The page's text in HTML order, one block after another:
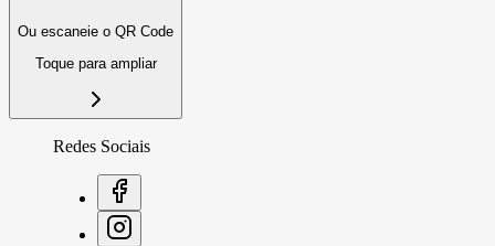
Ou escaneie o QR Code
Toque para ampliar
Redes Sociais